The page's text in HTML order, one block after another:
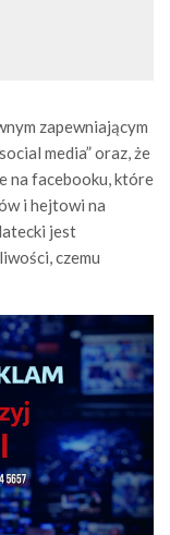
zapewniającym
media” oraz, że
na facebooku, które
i hejtowi na
jest
czemu